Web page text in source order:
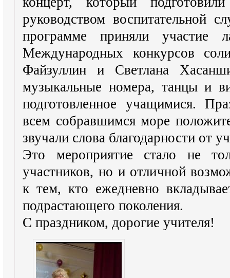
руководством воспитательной
программе приняли участие
Международных конкурсов
Файзуллин и Светлана
музыкальные номера, танцы и
подготовленное учащимися.
всем собравшимся море
звучали слова благодарности от
Это мероприятие стало не
участников, но и отличной
к тем, кто ежедневно
подрастающего поколения.
С праздником, дорогие учителя!